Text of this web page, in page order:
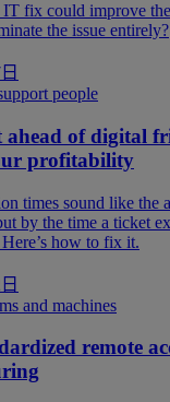
fix could improve
the issue entirely?
people
ahead of digital
profitability
times sound like the
by the time a ticket
how to fix it.
and machines
remote